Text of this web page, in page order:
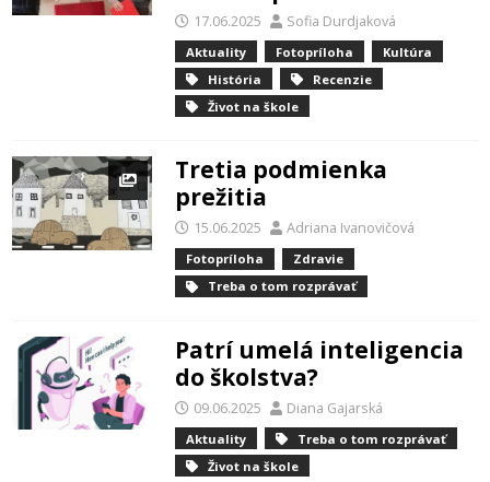
17.06.2025 Sofia Durdjaková
Aktuality Fotopríloha
Kultúra
História
Recenzie
Život na škole
Tretia podmienka
prežitia
15.06.2025 Adriana Ivanovičová
Fotopríloha
Zdravie
Treba o tom rozprávať
Patrí umelá inteligencia
do školstva?
09.06.2025 Diana Gajarská
Aktuality
Treba o tom rozprávať
Život na škole